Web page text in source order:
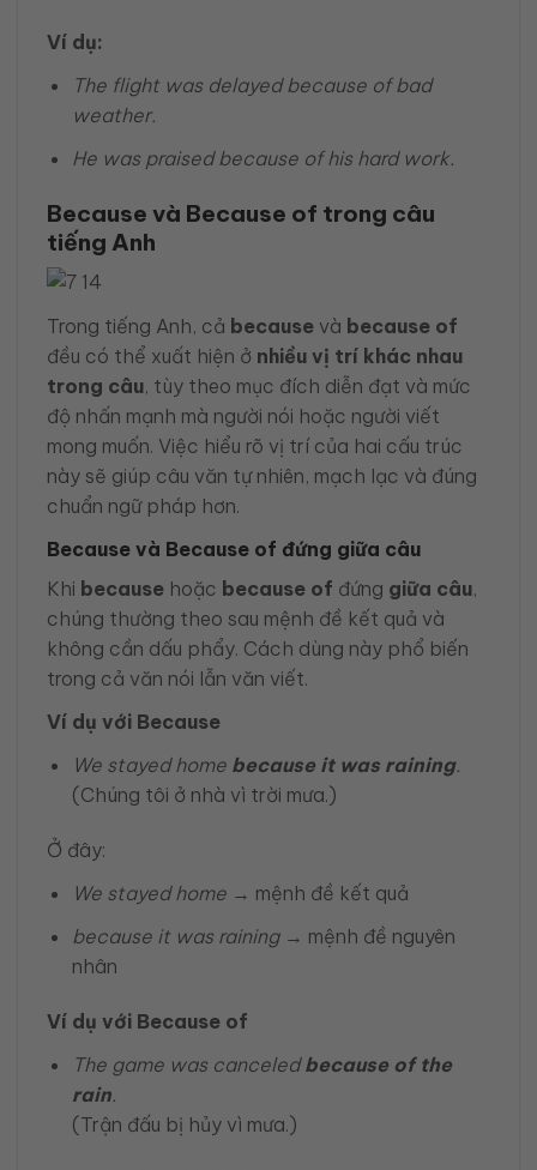
Ví dụ:
The flight was delayed because of bad
weather.
He was praised because of his hard work.
Because và Because of trong câu
tiếng Anh
Trong tiếng Anh, cả because và because of
đều có thể xuất hiện ở nhiều vị trí khác nhau
trong câu, tùy theo mục đích diễn đạt và mức
độ nhấn mạnh mà người nói hoặc người viết
mong muốn. Việc hiểu rõ vị trí của hai cấu trúc
này sẽ giúp câu văn tự nhiên, mạch lạc và đúng
chuẩn ngữ pháp hơn.
Because và Because of đứng giữa câu
Khi because hoặc because of đứng giữa câu,
chúng thường theo sau mệnh đề kết quả và
không cần dấu phẩy. Cách dùng này phổ biến
trong cả văn nói lẫn văn viết.
Ví dụ với Because
We stayed home because it was raining.
(Chúng tôi ở nhà vì trời mưa.)
Ở đây:
We stayed home→ mệnh đề kết quả
because it was raining→ mệnh đề nguyên
nhân
Ví dụ với Because of
The game was canceledbecause of the
rain.
(Trận đấu bị hủy vì mưa.)